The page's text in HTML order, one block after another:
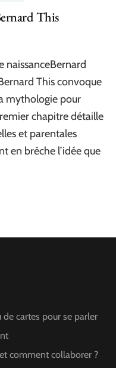
This
naissanceBernard
This convoque
mythologie pour
chapitre détaille
et parentales
en brèche l’idée que
cartes pour se parler
comment collaborer ?